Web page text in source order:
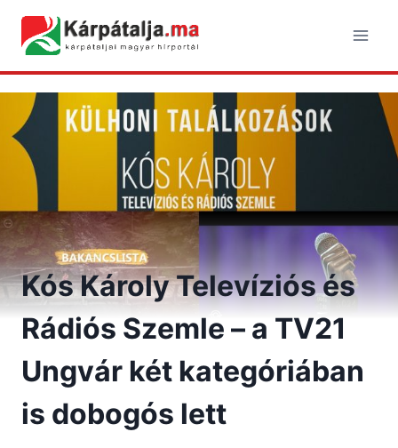
content
Kós Károly Televíziós és
Rádiós Szemle – a TV21
Ungvár két kategóriában
is dobogós lett